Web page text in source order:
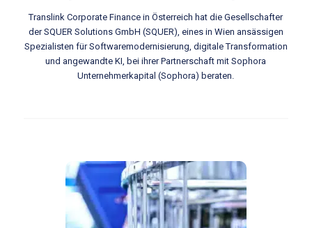
Translink Corporate Finance in Österreich hat die Gesellschafter
der SQUER Solutions GmbH (SQUER), eines in Wien ansässigen
Spezialisten für Softwaremodernisierung, digitale Transformation
und angewandte KI, bei ihrer Partnerschaft mit Sophora
Unternehmerkapital (Sophora) beraten.